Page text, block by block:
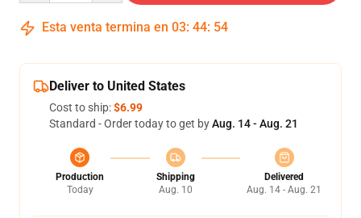
Esta venta termina en 03: 44: 54
Deliver to United States
Cost to ship:$6.99
Standard - Order today to get byAug. 14 - Aug. 21
Production
Today
Shipping
Aug. 10
Delivered
Aug. 14 - Aug. 21